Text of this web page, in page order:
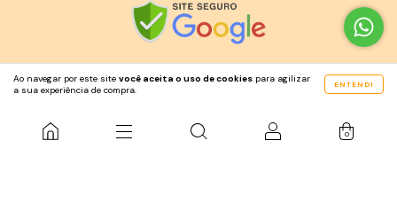
Ao navegar por este site você aceita o uso de cookies para agilizar
a sua experiência de compra.
ENTENDI
0
Copyright Estufa Urbana - 2026. Todos os direitos reservados.